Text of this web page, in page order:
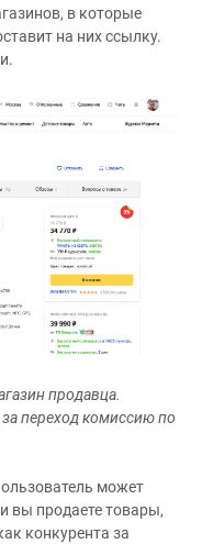
в которые
на них ссылку.
продавца.
переход комиссию по
может
вы продаете товары,
конкурента за